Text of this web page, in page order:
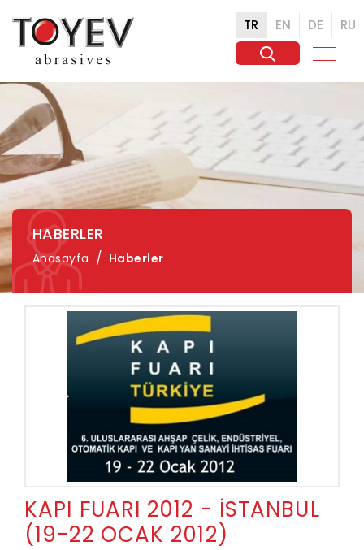
TR EN DE RU
HABERLER
Anasayfa Haberler
KAPI FUARI 2012 - İSTANBUL
(19-22 OCAK 2012)